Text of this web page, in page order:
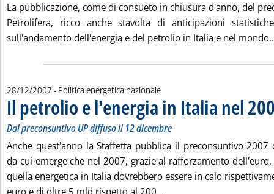
La pubblicazione, come di consueto in chiusura d'anno, del
Petrolifera, ricco anche stavolta di anticipazioni
sull'andamento dell'energia e del petrolio in Italia e nel
28/12/2007 - Politica energetica nazionale
Il petrolio e l'energia in Italia nel
Dal preconsuntivo UP diffuso il 12 dicembre
Anche quest'anno la Staffetta pubblica il preconsuntivo 2007
da cui emerge che nel 2007, grazie al rafforzamento
quella energetica in Italia dovrebbero essere in calo